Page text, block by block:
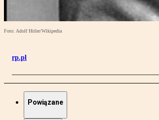
Foto: Adolf Hitler/Wikipedia
rp.pl
Powiązane